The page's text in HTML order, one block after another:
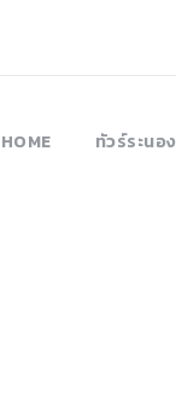
HOME ทัวร์ระนอง